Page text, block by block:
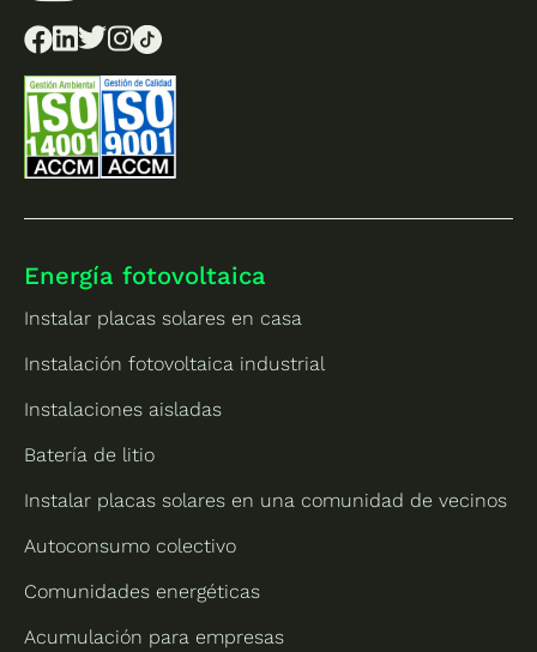
Energía fotovoltaica
Instalar placas solares en casa
Instalación fotovoltaica industrial
Instalaciones aisladas
Batería de litio
Instalar placas solares en una comunidad de vecinos
Autoconsumo colectivo
Comunidades energéticas
Acumulación para empresas